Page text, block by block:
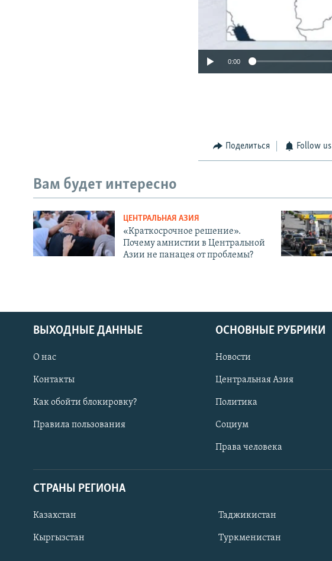
Auto
0:00
Поделиться Follow us
Вам будет интересно
ЦЕНТРАЛЬНАЯ АЗИЯ
«Краткосрочное решение».
Почему амнистии в Центральной
Азии не панацея от проблемы?
ВЫХОДНЫЕ ДАННЫЕ
О нас
Контакты
Как обойти блокировку?
Правила пользования
ОСНОВНЫЕ РУБРИКИ
Новости
Центральная Азия
Политика
Социум
Права человека
СТРАНЫ РЕГИОНА
Казахстан
Кыргызстан
Таджикистан
Туркменистан